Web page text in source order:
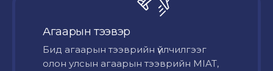
Агаарын тээвэр
Бид агаарын тээврийн үйлчилгээг
олон улсын агаарын тээврийн MIAT,